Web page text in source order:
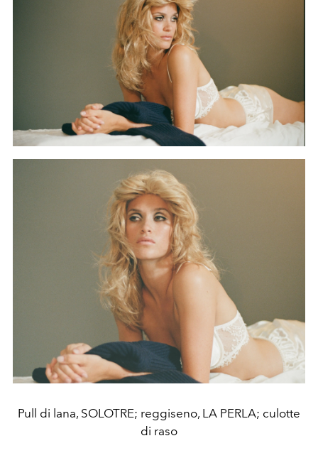
Pull di lana, SOLOTRE; reggiseno, LA PERLA; culotte
di raso